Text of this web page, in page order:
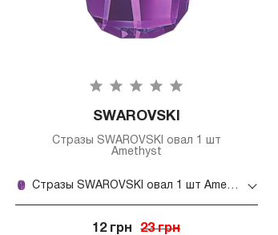
SWAROVSKI
Стразы SWAROVSKI овал 1 шт
Amethyst
Стразы SWAROVSKI овал 1 шт Amethyst
12 грн 23 грн